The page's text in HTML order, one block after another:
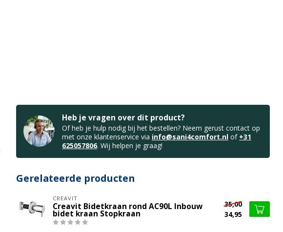
Heb je vragen over dit product?
Of heb je hulp nodig bij het bestellen? Neem gerust contact op
met onze klantenservice via info@sani4comfort.nl of +31
625057806. Wij helpen je graag!
Gerelateerde producten
CREAVIT
Creavit Bidetkraan rond AC90L Inbouw
bidet kraan Stopkraan
35,00
34,95